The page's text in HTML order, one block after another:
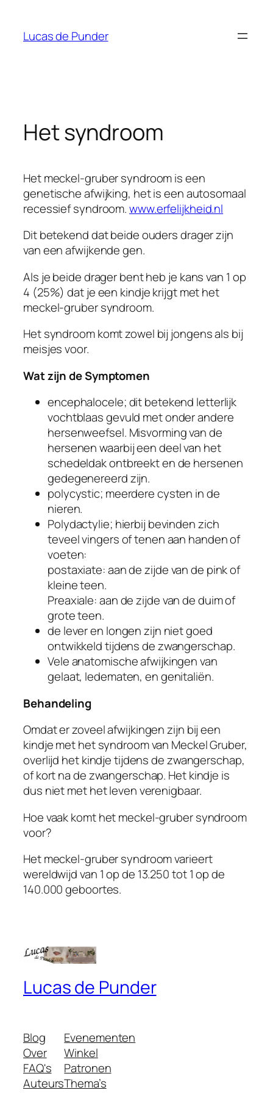
Lucas de Punder
Het syndroom
Het meckel-gruber syndroom is een
genetische afwijking, het is een autosomaal
recessief syndroom.www.erfelijkheid.nl
Dit betekend dat beide ouders drager zijn
van een afwijkende gen.
Als je beide drager bent heb je kans van 1 op
4 (25%) dat je een kindje krijgt met het
meckel-gruber syndroom.
Het syndroom komt zowel bij jongens als bij
meisjes voor.
Wat zijn de Symptomen
encephalocele; dit betekend letterlijk
vochtblaas gevuld met onder andere
hersenweefsel. Misvorming van de
hersenen waarbij een deel van het
schedeldak ontbreekt en de hersenen
gedegenereerd zijn.
polycystic; meerdere cysten in de
nieren.
Polydactylie; hierbij bevinden zich
teveel vingers of tenen aan handen of
voeten:
postaxiate: aan de zijde van de pink of
kleine teen.
Preaxiale: aan de zijde van de duim of
grote teen.
de lever en longen zijn niet goed
ontwikkeld tijdens de zwangerschap.
Vele anatomische afwijkingen van
gelaat, ledematen, en genitaliën.
Behandeling
Omdat er zoveel afwijkingen zijn bij een
kindje met het syndroom van Meckel Gruber,
overlijd het kindje tijdens de zwangerschap,
of kort na de zwangerschap. Het kindje is
dus niet met het leven verenigbaar.
Hoe vaak komt het meckel-gruber syndroom
voor?
Het meckel-gruber syndroom varieert
wereldwijd van 1 op de 13.250 tot 1 op de
140.000 geboortes.
Lucas de Punder
Blog
Over
FAQ's
Auteurs
Evenementen
Winkel
Patronen
Thema’s